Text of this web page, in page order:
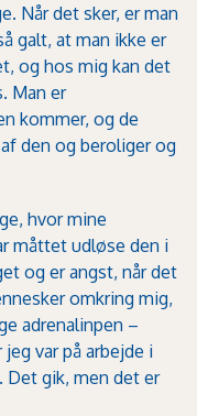
Når det sker, er man
galt, at man ikke er
og hos mig kan det
Man er
kommer, og de
den og beroliger og
hvor mine
måttet udløse den i
og er angst, når det
omkring mig,
adrenalinpen –
var på arbejde i
Det gik, men det er